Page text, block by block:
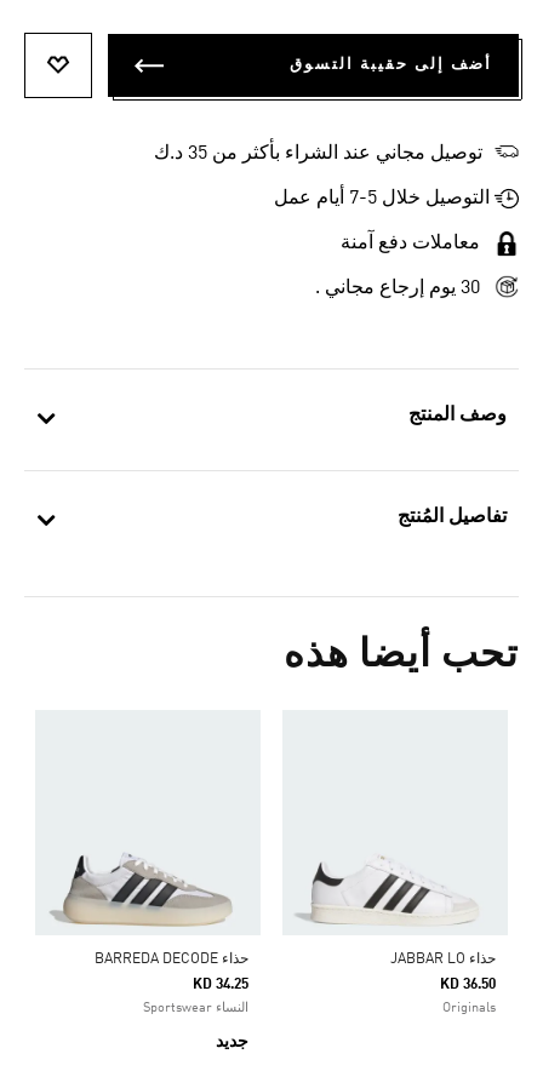
وصف المنتج
تفاصيل المُنتج
تحب أيضا هذه
حذاء JABBAR LO
KD 36.50
Originals
حذاء BARREDA DECODE
KD 34.25
النساء Sportswear
جديد
أضف إلى حقيبة التسوق
توصيل مجاني عند الشراء بأكثر من 35 د.ك
التوصيل خلال 5-7 أيام عمل
معاملات دفع آمنة